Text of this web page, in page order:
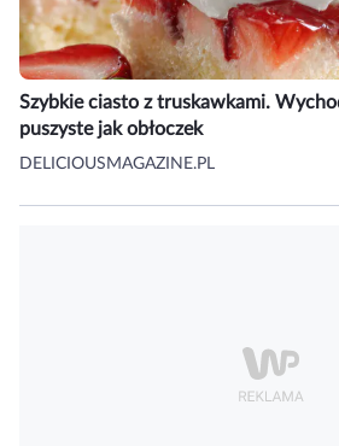
Szybkie ciasto z truskawkami.
puszyste jak obłoczek
DELICIOUSMAGAZINE.PL